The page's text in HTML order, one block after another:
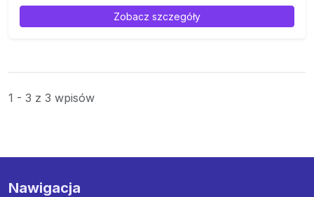
Zobacz szczegóły
1 - 3 z 3 wpisów
Nawigacja